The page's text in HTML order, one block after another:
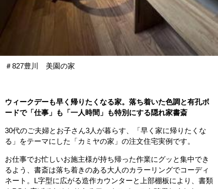
＃827豊川 美園の家
ウィークデーも早く帰りたくなる家。落ち着いた色調と有孔ボ
ードで「仕事」も「一人時間」も特別にする隠れ家書斎
30代のご夫婦とお子さん3人が暮らす、「早く家に帰りたくな
る」をテーマにした「カミヤの家」の注文住宅実例です。
お仕事でお忙しいお施主様が持ち帰った作業にグッと集中でき
るよう、書斎は落ち着きのある大人のカラーリングでコーディ
ネート。L字型に広がる造作カウンターと上部棚板により、書類